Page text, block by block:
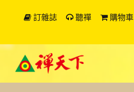
訂雜誌 聽禪 購物車